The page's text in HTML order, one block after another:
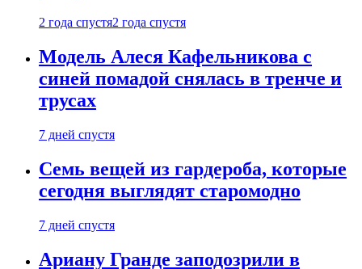
2 года спустя2 года спустя
Модель Алеся Кафельникова с
синей помадой снялась в тренче и
трусах
7 дней спустя
Семь вещей из гардероба, которые
сегодня выглядят старомодно
7 дней спустя
Ариану Гранде заподозрили в